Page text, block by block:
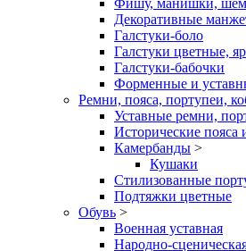
Фишу, манишки,
Декоративные
Галстуки-боло
Галстуки цветные,
Галстуки-бабочки
Форменные и
Ремни, пояса, портупеи,
Уставные ремни,
Исторические пояса
Камербанды >
Кушаки
Стилизованные
Подтяжки цветные
Обувь >
Военная уставная
Народно-